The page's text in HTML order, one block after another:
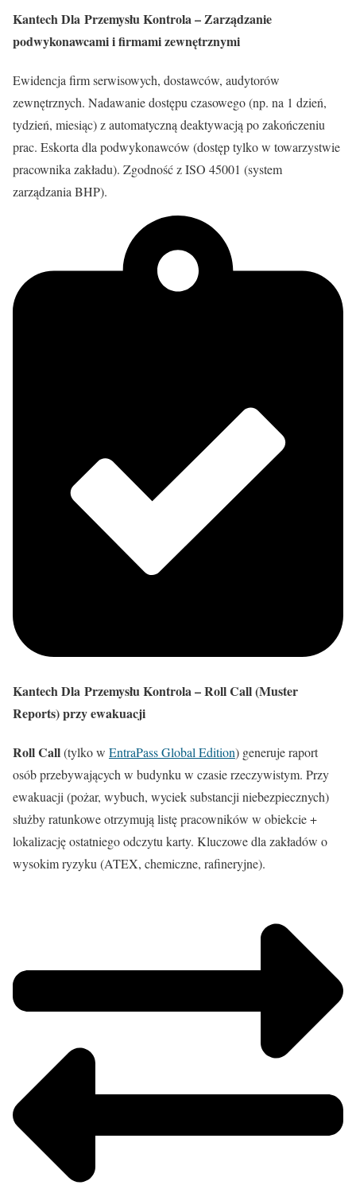
Kantech Dla Przemysłu Kontrola – Zarządzanie
podwykonawcami i firmami zewnętrznymi
Ewidencja firm serwisowych, dostawców, audytorów
zewnętrznych. Nadawanie dostępu czasowego (np. na 1 dzień,
tydzień, miesiąc) z automatyczną deaktywacją po zakończeniu
prac. Eskorta dla podwykonawców (dostęp tylko w towarzystwie
pracownika zakładu). Zgodność z ISO 45001 (system
zarządzania BHP).
Kantech Dla Przemysłu Kontrola – Roll Call (Muster
Reports) przy ewakuacji
Roll Call(tylko w EntraPass Global Edition) generuje raport
osób przebywających w budynku w czasie rzeczywistym. Przy
ewakuacji (pożar, wybuch, wyciek substancji niebezpiecznych)
służby ratunkowe otrzymują listę pracowników w obiekcie +
lokalizację ostatniego odczytu karty. Kluczowe dla zakładów o
wysokim ryzyku (ATEX, chemiczne, rafineryjne).